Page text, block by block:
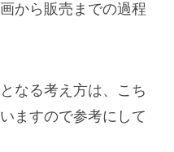
から販売までの過程
なる考え方は、こち
ますので参考にして